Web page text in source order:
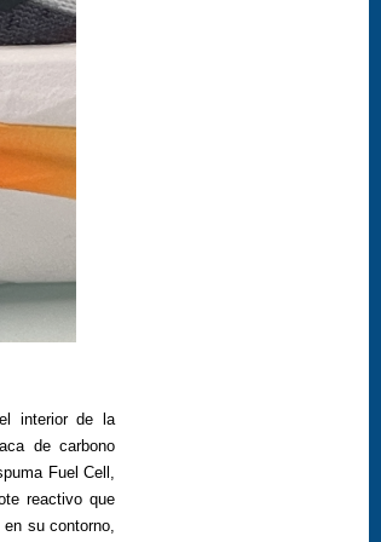
interior de la
de carbono
Fuel Cell,
reactivo que
su contorno,